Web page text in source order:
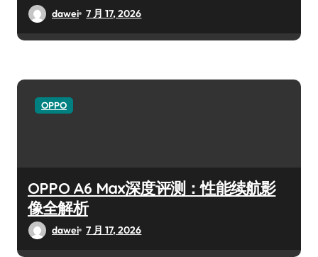
dawei 7 月 17, 2026
OPPO
OPPO A6 Max深度评测：性能续航影
像全解析
dawei 7 月 17, 2026